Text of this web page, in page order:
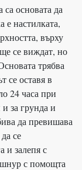
основата да
е настилката,
върху
се виждат, но
трябва
се оставя в
24 часа при
за грунда и
да превишава
се
и залепя с
шнур с помощта